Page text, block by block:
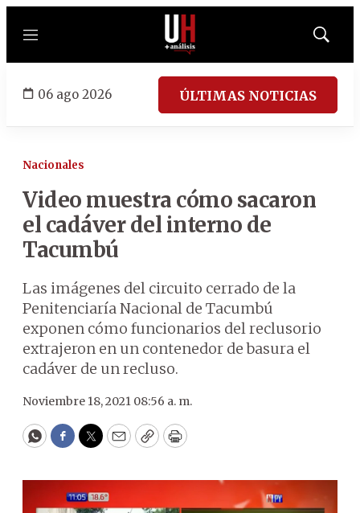
Menú
Mostrar
06 ago 2026 ÚLTIMAS NOTICIAS
Nacionales
Video muestra cómo sacaron
el cadáver del interno de
Tacumbú
Las imágenes del circuito cerrado de la
Penitenciaría Nacional de Tacumbú
exponen cómo funcionarios del reclusorio
extrajeron en un contenedor de basura el
cadáver de un recluso.
Noviembre 18, 2021 08:56 a. m.
WhatsApp
Facebook
Twitter
EmailCopyPrint